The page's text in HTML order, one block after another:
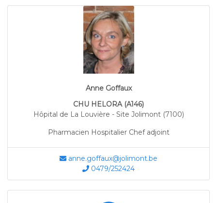
Anne Goffaux
CHU HELORA (A146)
Hôpital de La Louvière - Site Jolimont (7100)
Pharmacien Hospitalier Chef adjoint
anne.goffaux@jolimont.be
0479/252424